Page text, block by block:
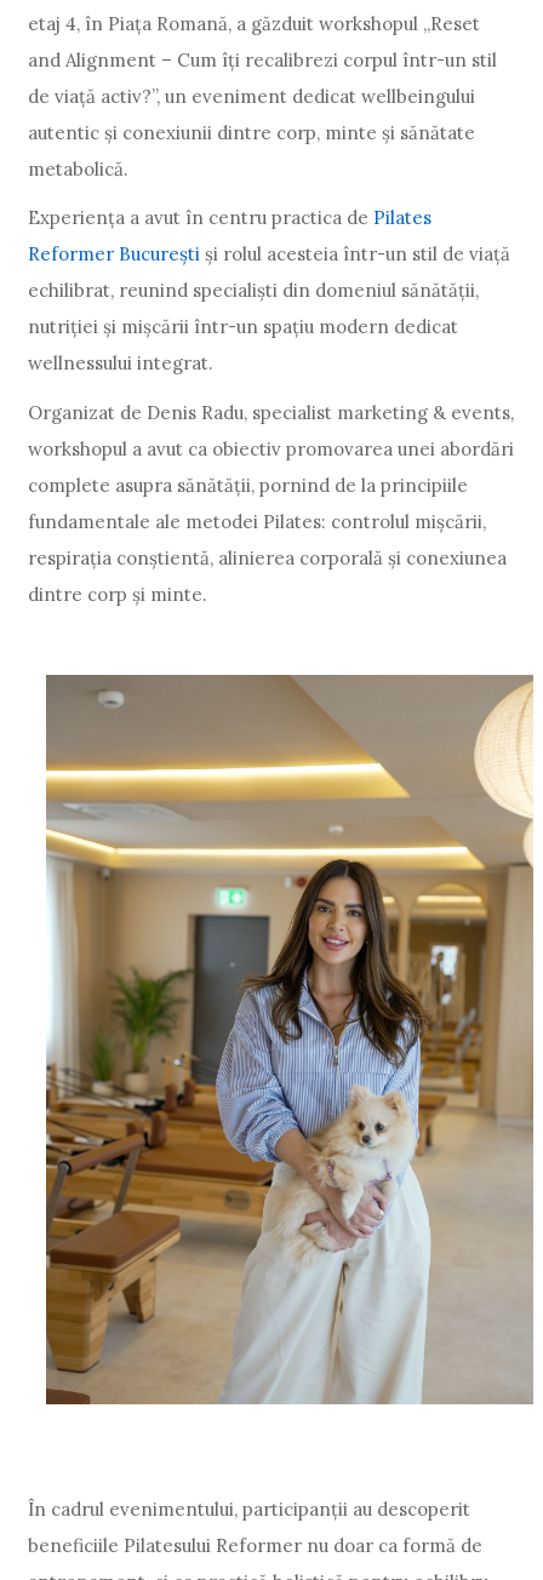
etaj 4, în Piața Romană, a găzduit workshopul „Reset
and Alignment – Cum îți recalibrezi corpul într-un stil
de viață activ?”, un eveniment dedicat wellbeingului
autentic și conexiunii dintre corp, minte și sănătate
metabolică.
Experiența a avut în centru practica de Pilates
Reformer București și rolul acesteia într-un stil de viață
echilibrat, reunind specialiști din domeniul sănătății,
nutriției și mișcării într-un spațiu modern dedicat
wellnessului integrat.
Organizat de Denis Radu, specialist marketing & events,
workshopul a avut ca obiectiv promovarea unei abordări
complete asupra sănătății, pornind de la principiile
fundamentale ale metodei Pilates: controlul mișcării,
respirația conștientă, alinierea corporală și conexiunea
dintre corp și minte.
În cadrul evenimentului, participanții au descoperit
beneficiile Pilatesului Reformer nu doar ca formă de